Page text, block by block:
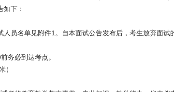
下：
员名单见附件1。自本面试公告发布后，考生放弃面试
务必到达考点。
）